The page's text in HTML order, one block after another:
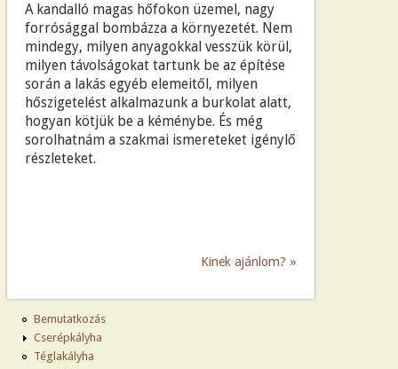
A kandalló magas hőfokon üzemel, nagy
forrósággal bombázza a környezetét. Nem
mindegy, milyen anyagokkal vesszük körül,
milyen távolságokat tartunk be az építése
során a lakás egyéb elemeitől, milyen
hőszigetelést alkalmazunk a burkolat alatt,
hogyan kötjük be a kéménybe. És még
sorolhatnám a szakmai ismereteket igénylő
részleteket.
Kinek ajánlom?
Bemutatkozás
Cserépkályha
Téglakályha